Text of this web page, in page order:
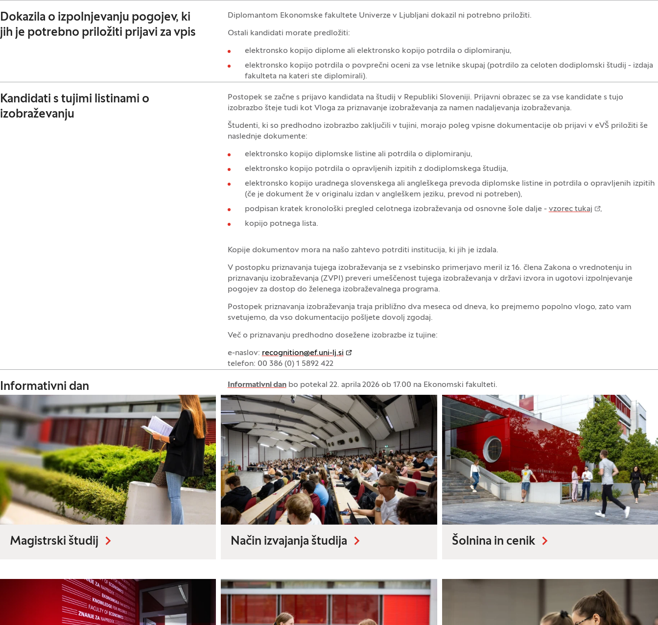
Dokazila o izpolnjevanju pogojev, ki
jih je potrebno priložiti prijavi za vpis
Diplomantom Ekonomske fakultete Univerze v Ljubljani dokazil ni potrebno priložiti.
Ostali kandidati morate predložiti:
elektronsko kopijo diplome ali elektronsko kopijo potrdila o diplomiranju,
elektronsko kopijo potrdila o povprečni oceni za vse letnike skupaj (potrdilo za celoten dodiplomski študij - izdaja
fakulteta na kateri ste diplomirali).
Kandidati s tujimi listinami o
izobraževanju
Postopek se začne s prijavo kandidata na študij v Republiki Sloveniji. Prijavni obrazec se za vse kandidate s tujo
izobrazbo šteje tudi kot Vloga za priznavanje izobraževanja za namen nadaljevanja izobraževanja.
Študenti, ki so predhodno izobrazbo zaključili v tujini, morajo poleg vpisne dokumentacije ob prijavi v eVŠ priložiti še
naslednje dokumente:
elektronsko kopijo diplomske listine ali potrdila o diplomiranju,
elektronsko kopijo potrdila o opravljenih izpitih z dodiplomskega študija,
elektronsko kopijo uradnega slovenskega ali angleškega prevoda diplomske listine in potrdila o opravljenih izpitih
(če je dokument že v originalu izdan v angleškem jeziku, prevod ni potreben),
podpisan kratek kronološki pregled celotnega izobraževanja od osnovne šole dalje - vzorec tukaj
,
kopijo potnega lista.
Kopije dokumentov mora na našo zahtevo potrditi institucija, ki jih je izdala.
V postopku priznavanja tujega izobraževanja se z vsebinsko primerjavo meril iz 16. člena Zakona o vrednotenju in
priznavanju izobraževanja (ZVPI) preveri umeščenost tujega izobraževanja v državi izvora in ugotovi izpolnjevanje
pogojev za dostop do želenega izobraževalnega programa.
Postopek priznavanja izobraževanja traja približno dva meseca od dneva, ko prejmemo popolno vlogo, zato vam
svetujemo, da vso dokumentacijo pošljete dovolj zgodaj.
Več o priznavanju predhodno dosežene izobrazbe iz tujine:
e-naslov: recognition@ef.uni-lj.si
telefon: 00 386 (0) 1 5892 422
Informativni dan Informativni danbo potekal 22. aprila 2026 ob 17.00 na Ekonomski fakulteti.
Magistrski študij Način izvajanja študija Šolnina in cenik